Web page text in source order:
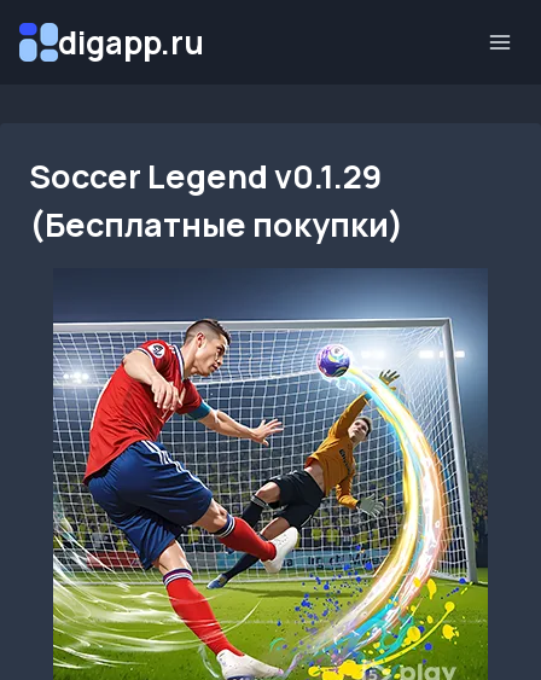
digapp.ru
Soccer Legend v0.1.29
(Бесплатные покупки)